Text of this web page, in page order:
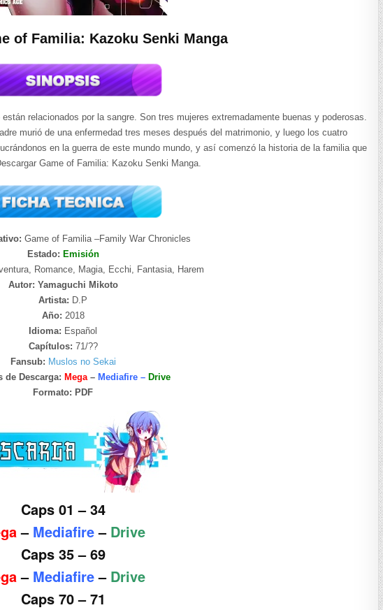
of Familia: Kazoku Senki Manga
relacionados por la sangre. Son tres mujeres extremadamente buenas y poderosas.
murió de una enfermedad tres meses después del matrimonio, y luego los cuatro
en la guerra de este mundo mundo, y así comenzó la historia de la familia que
Game of Familia: Kazoku Senki Manga.
Game of Familia –Family War Chronicles
Estado: Emisión
Romance, Magia, Ecchi, Fantasia, Harem
Autor: Yamaguchi Mikoto
Artista: D.P
Año: 2018
Idioma: Español
Capítulos: 71/??
Fansub: Muslos no Sekai
de Descarga: Mega– Mediafire – Drive
Formato: PDF
Caps 01 – 34
– Mediafire– Drive
Caps 35 – 69
– Mediafire– Drive
Caps 70 – 71